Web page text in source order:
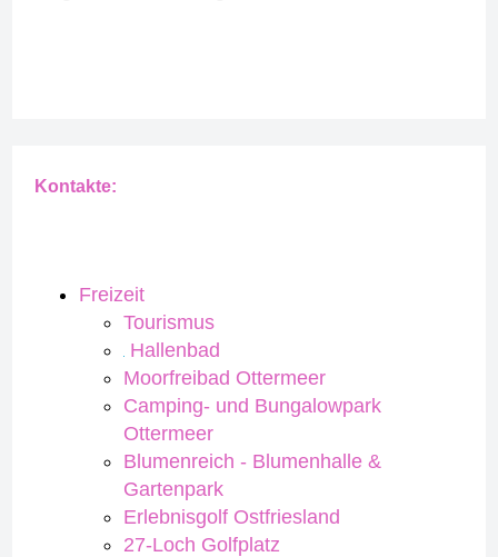
Freizeit
Tourismus
Hallenbad
Moorfreibad Ottermeer
Camping- und Bungalowpark
Ottermeer
Blumenreich - Blumenhalle &
Gartenpark
Erlebnisgolf Ostfriesland
27-Loch Golfplatz
Kontakte: